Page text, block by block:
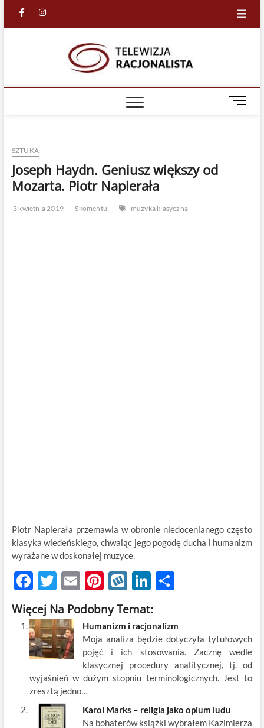
facebook
in
M
e
SZTUKA
Joseph Haydn. Geniusz większy od
Mozarta. Piotr Napierała
3 kwietnia 2019 Skomentuj muzyka klasyczna
Piotr Napierała przemawia w obronie niedocenianego często
klasyka wiedeńskiego, chwaląc jego pogodę ducha i humanizm
wyrażane w doskonałej muzyce.
F
ac
e
b
o
o
k
T
w
itt
er
E
m
ail
Pi
nt
er
es
W
k
o
p
Li
k
e
dI
n
S
ar
e
Więcej Na Podobny Temat:
Humanizm i racjonalizm
Moja analiza będzie dotyczyła tytułowych
pojęć i ich stosowania. Zacznę wedle
klasycznej procedury analitycznej, tj. od
wyjaśnień w dużym stopniu terminologicznych. Jest to
zresztą jedno…
Karol Marks – religia jako opium ludu
Na bohaterów książki wybrałem Kazimierza